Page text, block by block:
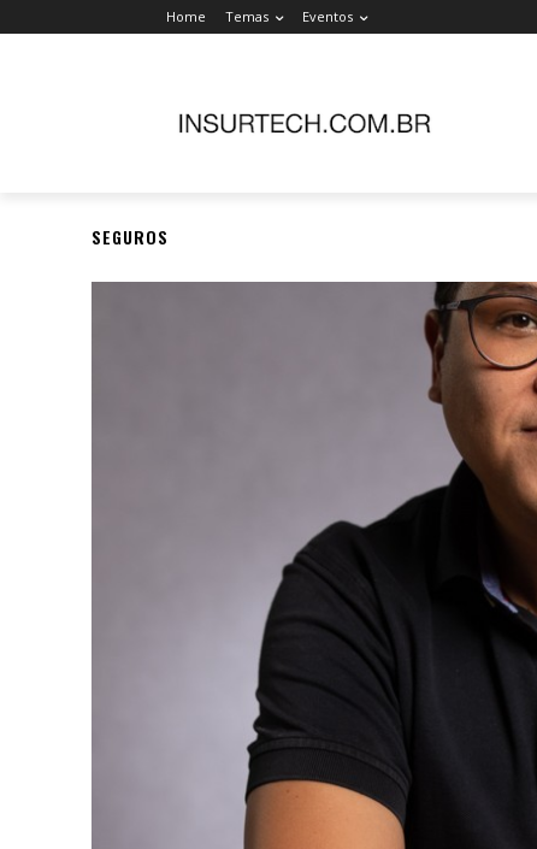
Home Temas Eventos
SEGUROS